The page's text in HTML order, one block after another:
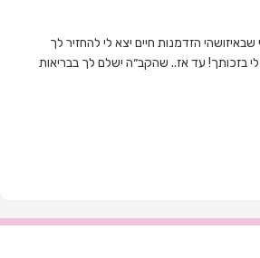
הזדמנות חיים יצא לי להחזיר לך
בזכותך! עד אז.. שהקב״ה ישלם לך בבריאות